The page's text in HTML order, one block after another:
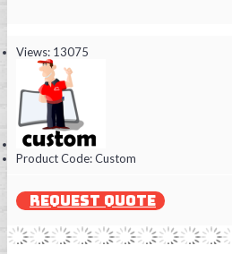
Views: 13075
Product Code:Custom
REQUEST QUOTE